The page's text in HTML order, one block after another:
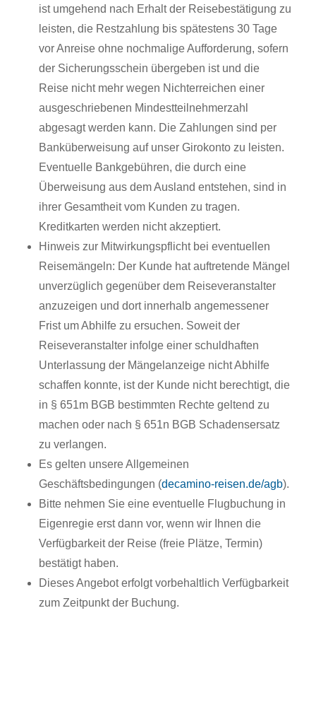
ist umgehend nach Erhalt der Reisebestätigung zu
leisten, die Restzahlung bis spätestens 30 Tage
vor Anreise ohne nochmalige Aufforderung, sofern
der Sicherungsschein übergeben ist und die
Reise nicht mehr wegen Nichterreichen einer
ausgeschriebenen Mindestteilnehmerzahl
abgesagt werden kann. Die Zahlungen sind per
Banküberweisung auf unser Girokonto zu leisten.
Eventuelle Bankgebühren, die durch eine
Überweisung aus dem Ausland entstehen, sind in
ihrer Gesamtheit vom Kunden zu tragen.
Kreditkarten werden nicht akzeptiert.
Hinweis zur Mitwirkungspflicht bei eventuellen
Reisemängeln: Der Kunde hat auftretende Mängel
unverzüglich gegenüber dem Reiseveranstalter
anzuzeigen und dort innerhalb angemessener
Frist um Abhilfe zu ersuchen. Soweit der
Reiseveranstalter infolge einer schuldhaften
Unterlassung der Mängelanzeige nicht Abhilfe
schaffen konnte, ist der Kunde nicht berechtigt, die
in § 651m BGB bestimmten Rechte geltend zu
machen oder nach § 651n BGB Schadensersatz
zu verlangen.
Es gelten unsere Allgemeinen
Geschäftsbedingungen (decamino-reisen.de/agb).
Bitte nehmen Sie eine eventuelle Flugbuchung in
Eigenregie erst dann vor, wenn wir Ihnen die
Verfügbarkeit der Reise (freie Plätze, Termin)
bestätigt haben.
Dieses Angebot erfolgt vorbehaltlich Verfügbarkeit
zum Zeitpunkt der Buchung.